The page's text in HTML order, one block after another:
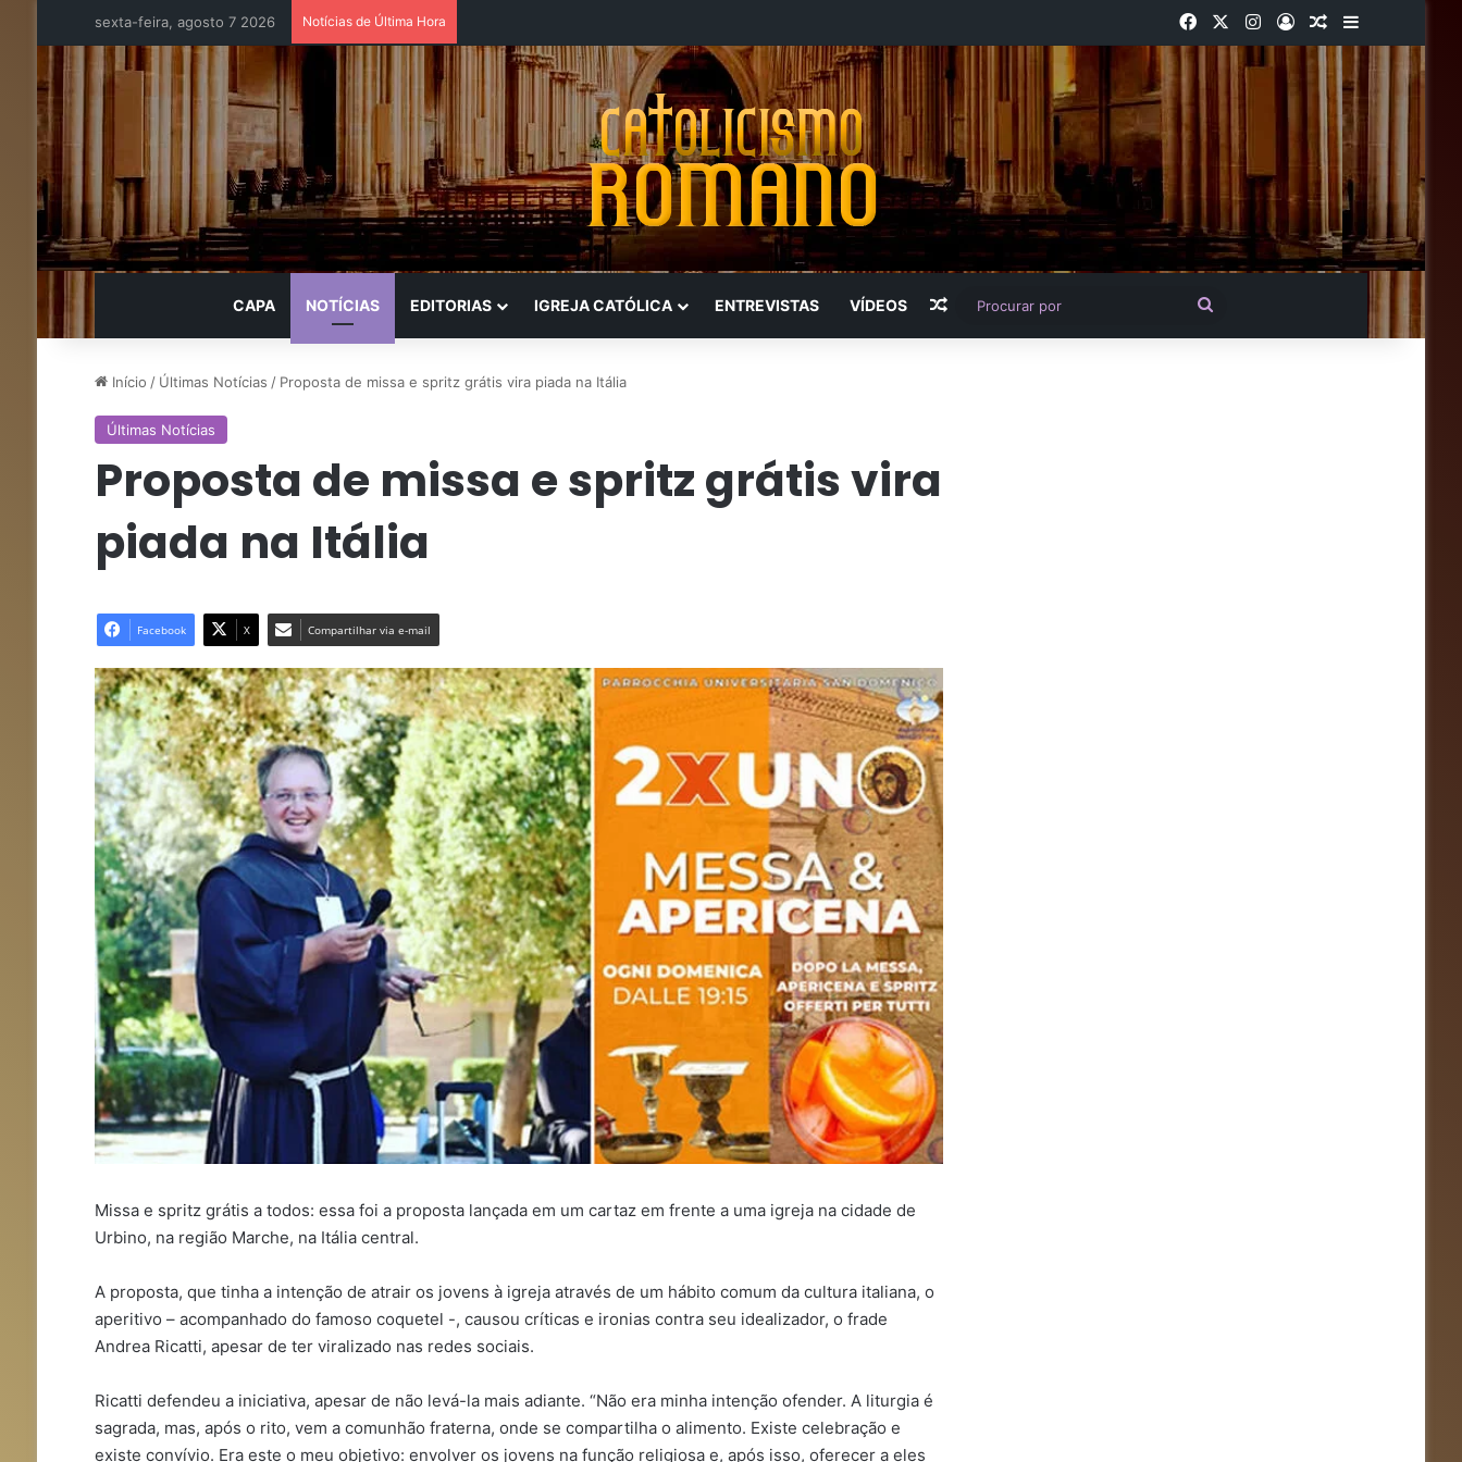
sexta-feira, agosto 7 2026 Notícias de Última Hora FacebookInstagram
EntrarArtigo aleatório
Barra
CAPA NOTÍCIAS EDITORIAS IGREJA CATÓLICA ENTREVISTAS VÍDEOS Artigo aleatório
por
Início / Últimas Notícias / Proposta de missa e spritz grátis vira piada na Itália
Últimas Notícias
Proposta de missa e spritz grátis vira
piada na Itália
Facebook X Compartilhar via e-mail
Missa e spritz grátis a todos: essa foi a proposta lançada em um cartaz em frente a uma igreja na cidade de
Urbino, na região Marche, na Itália central.
A proposta, que tinha a intenção de atrair os jovens à igreja através de um hábito comum da cultura italiana, o
aperitivo – acompanhado do famoso coquetel -, causou críticas e ironias contra seu idealizador, o frade
Andrea Ricatti, apesar de ter viralizado nas redes sociais.
Ricatti defendeu a iniciativa, apesar de não levá-la mais adiante. “Não era minha intenção ofender. A liturgia é
sagrada, mas, após o rito, vem a comunhão fraterna, onde se compartilha o alimento. Existe celebração e
existe convívio. Era este o meu objetivo: envolver os jovens na função religiosa e, após isso, oferecer a eles